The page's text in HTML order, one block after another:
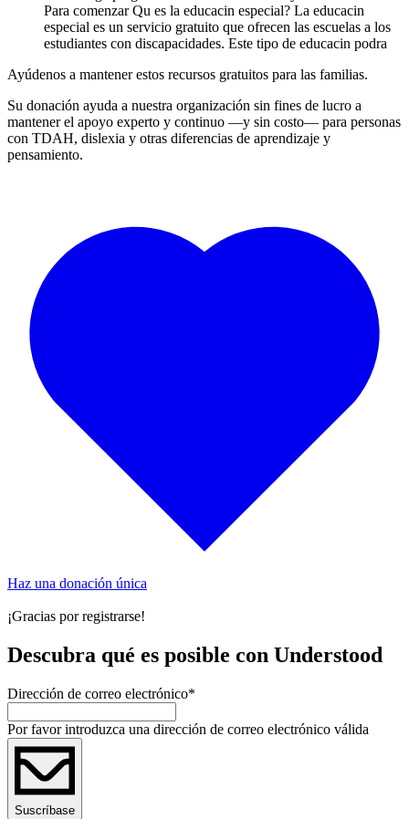
Para comenzar Qu es la educacin especial? La educacin
especial es un servicio gratuito que ofrecen las escuelas a los
estudiantes con discapacidades. Este tipo de educacin podra
Ayúdenos a mantener estos recursos gratuitos para las familias.
Su donación ayuda a nuestra organización sin fines de lucro a
mantener el apoyo experto y continuo —y sin costo— para personas
con TDAH, dislexia y otras diferencias de aprendizaje y
pensamiento.
Haz una donación única
¡Gracias por registrarse!
Descubra qué es posible con Understood
Dirección de correo electrónico*
Por favor introduzca una dirección de correo electrónico válida
Suscríbase